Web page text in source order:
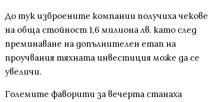
До тук изброените компании получиха чекове
на обща стойност 1,6 милиона лв. като след
преминаване на допълнителен етап на
проучвания тяхната инвестиция може да се
увеличи.
Големите фаворити за вечерта станаха